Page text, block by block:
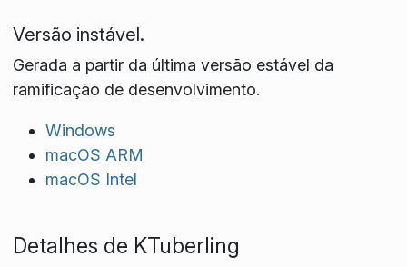
Versão instável.
Gerada a partir da última versão estável da
ramificação de desenvolvimento.
Windows
macOS ARM
macOS Intel
Detalhes de KTuberling